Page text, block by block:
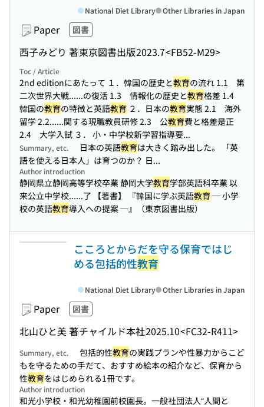
Paper 図書
西子みどり 著東京図書出版2023.7<FB52-M29>
National Diet Library Other Libraries in Japan
Toc / Article
2nd editionにあたって １．韓国の歴史と教育の流れ 1.1 第
二次世界大戦......の復活 1.3 情報化の歴史と教育格差 1.4
韓国の教育の特徴と英語教育 ２．日本の教育実態 2.1 海外
留学 2.2......関する現職教員研修 2.3 公教育費と格差是正
2.4 大学入試 ３． 小・中学校新学習指導要...
Summary, etc. 日本の英語教育は大きく踏み出した。 「英
語を使える日本人」は育つのか？ 日...
Author introduction
静岡県立静岡高等学校卒業 静岡大学教育学部英語科卒業 以
来公立中学校......了 【著書】 『韓国に学ぶ英語教育─ 小学
校の英語教育導入への提案 ─』（東京図書出版）
こころとからだを守る保育ではじ
める包括的性教育
Paper 図書
北山ひと美 著チャイルド本社2025.10<FC32-R411>
National Diet Library Other Libraries in Japan
Summary, etc. 包括的性教育の実践プランや性暴力からこど
もを守るための手だて、おすすめ絵本の紹介など、保育から
性教育をはじめられる1冊です。
Author introduction
和光小学校・和光幼稚園前校園長。一般社団法人“人間と